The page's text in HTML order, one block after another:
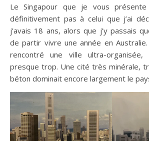
Le Singapour que je vous présente ici ne ressemble
définitivement pas à celui que j’ai
j’avais 18 ans, alors que j’y passais
de partir vivre une année en Australie.
rencontré une ville ultra-organisée,
presque trop. Une cité très minérale,
béton dominait encore largement le